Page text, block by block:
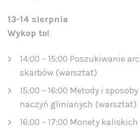
13-14 sierpnia
Wykop to!
14:00 – 15:00 Poszukiwanie
skarbów (warsztat)
15:00 – 16:00 Metody i
naczyń glinianych (warsztat)
16:00 – 17:00 Monety kaliskich